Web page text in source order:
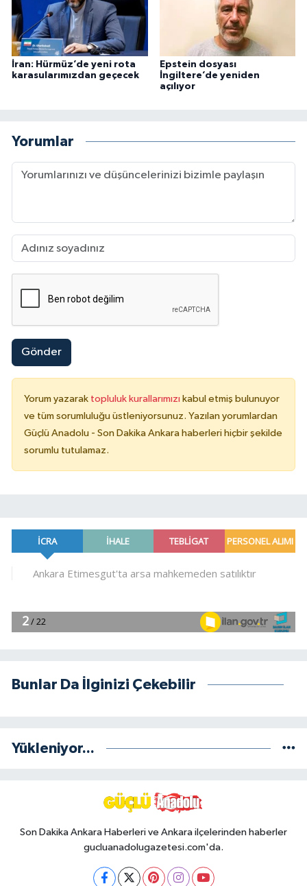
İran: Hürmüz’de yeni rota
karasularımızdan geçecek
Epstein dosyası
İngiltere’de yeniden
açılıyor
Yorumlar
Gönder
Yorum yazarak topluluk kurallarımızı kabul etmiş bulunuyor
ve tüm sorumluluğu üstleniyorsunuz. Yazılan yorumlardan
Güçlü Anadolu - Son Dakika Ankara haberleri hiçbir şekilde
sorumlu tutulamaz.
Bunlar Da İlginizi Çekebilir
Yükleniyor...
Son Dakika Ankara Haberleri ve Ankara ilçelerinden haberler
gucluanadolugazetesi.com'da.